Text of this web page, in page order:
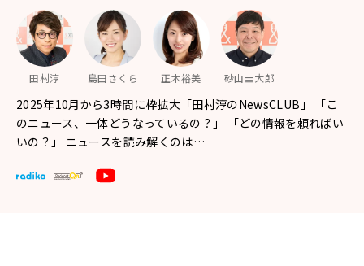
田村淳 島田さくら 正木裕美 砂山圭大郎
2025年10月から3時間に枠拡大「田村淳のNewsCLUB」 「こ
のニュース、一体どうなっているの？」 「どの情報を頼ればい
いの？」 ニュースを読み解くのは…